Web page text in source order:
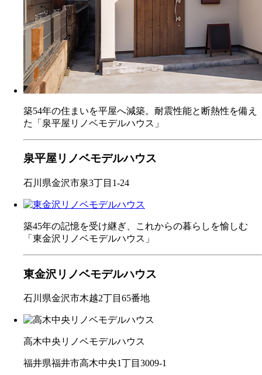
築54年の住まいを平屋へ減築。耐震性能と断熱性を備え
た「泉平屋リノベモデルハウス」
泉平屋リノベモデルハウス
石川県金沢市泉3丁目1-24
築45年の記憶を受け継ぎ、これからの暮らしを愉しむ
「東金沢リノベモデルハウス」
東金沢リノベモデルハウス
石川県金沢市木越2丁目65番地
高木中央リノベモデルハウス
福井県福井市高木中央1丁目3009-1